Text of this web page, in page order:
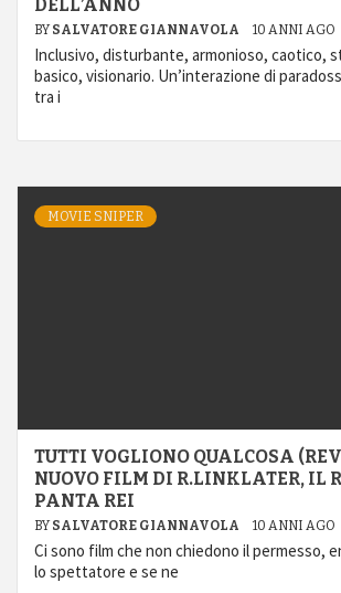
DELL’ANNO
BY SALVATORE GIANNAVOLA 10 ANNI AGO
Inclusivo, disturbante, armonioso, caotico,
basico, visionario. Un’interazione di
tra i
MOVIE SNIPER
TUTTI VOGLIONO QUALCOSA
NUOVO FILM DI R.LINKLATER, IL
PANTA REI
BY SALVATORE GIANNAVOLA 10 ANNI AGO
Ci sono film che non chiedono il permesso,
lo spettatore e se ne